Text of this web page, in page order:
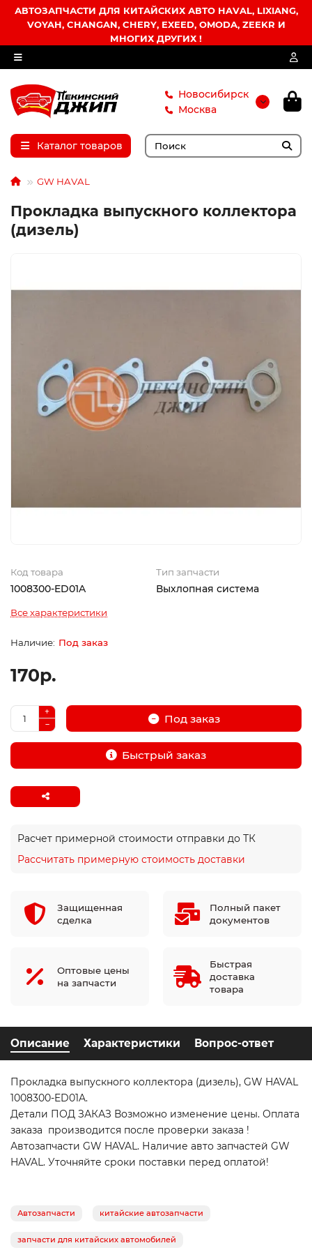
АВТОЗАПЧАСТИ ДЛЯ КИТАЙСКИХ АВТО HAVAL, LIXIANG,
VOYAH, CHANGAN, CHERY, EXEED, OMODA, ZEEKR И
МНОГИХ ДРУГИХ !
Новосибирск
Москва
Каталог товаров
GW HAVAL
Прокладка выпускного коллектора
(дизель)
Код товара
1008300-ED01A
Тип запчасти
Выхлопная система
Все характеристики
Под заказ
170р.
Под заказ
Быстрый заказ
Расчет примерной стоимости отправки до ТК
Рассчитать примерную стоимость доставки
Защищенная
сделка
Полный пакет
документов
Оптовые цены
на запчасти
Быстрая
доставка
товара
Описание Характеристики Вопрос-ответ
Прокладка выпускного коллектора (дизель), GW HAVAL
1008300-ED01A.
Детали ПОД ЗАКАЗ Возможно изменение цены. Оплата
заказа производится после проверки заказа !
Автозапчасти GW HAVAL. Наличие авто запчастей GW
HAVAL. Уточняйте сроки поставки перед оплатой!
Автозапчасти китайские автозапчасти
запчасти для китайских автомобилей